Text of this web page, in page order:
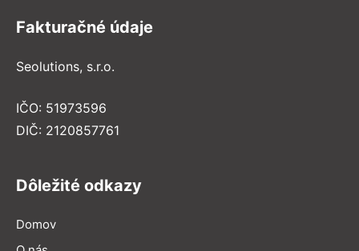
Fakturačné údaje
Seolutions, s.r.o.
IČO: 51973596
DIČ: 2120857761
Dôležité odkazy
Domov